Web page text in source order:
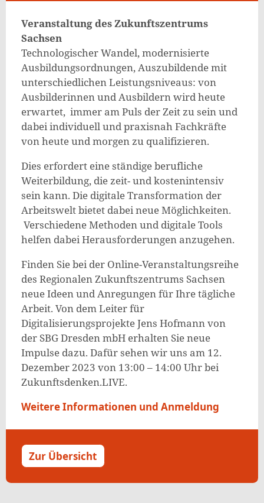
Veranstaltung des Zukunftszentrums
Sachsen
Technologischer Wandel, modernisierte
Ausbildungsordnungen, Auszubildende mit
unterschiedlichen Leistungsniveaus: von
Ausbilderinnen und Ausbildern wird heute
erwartet, immer am Puls der Zeit zu sein und
dabei individuell und praxisnah Fachkräfte
von heute und morgen zu qualifizieren.
Dies erfordert eine ständige berufliche
Weiterbildung, die zeit- und kostenintensiv
sein kann. Die digitale Transformation der
Arbeitswelt bietet dabei neue Möglichkeiten.
Verschiedene Methoden und digitale Tools
helfen dabei Herausforderungen anzugehen.
Finden Sie bei der Online-Veranstaltungsreihe
des Regionalen Zukunftszentrums Sachsen
neue Ideen und Anregungen für Ihre tägliche
Arbeit. Von dem Leiter für
Digitalisierungsprojekte Jens Hofmann von
der SBG Dresden mbH erhalten Sie neue
Impulse dazu. Dafür sehen wir uns am 12.
Dezember 2023 von 13:00 – 14:00 Uhr bei
Zukunftsdenken.LIVE.
Weitere Informationen und Anmeldung
Zur Übersicht